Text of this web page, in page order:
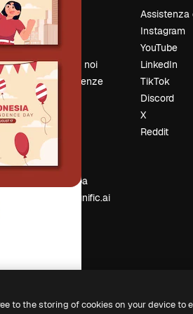
Prezzi
Chi siamo
Recensioni
Lavora con noi
Cerca tendenze
Blog
Eventi
Slidesgo
Vendi i tuoi
contenuti
Sala stampa
Cerchi magnific.ai
Assistenza
Instagram
YouTube
LinkedIn
TikTok
Discord
X
Reddit
to the storing of cookies on your device to